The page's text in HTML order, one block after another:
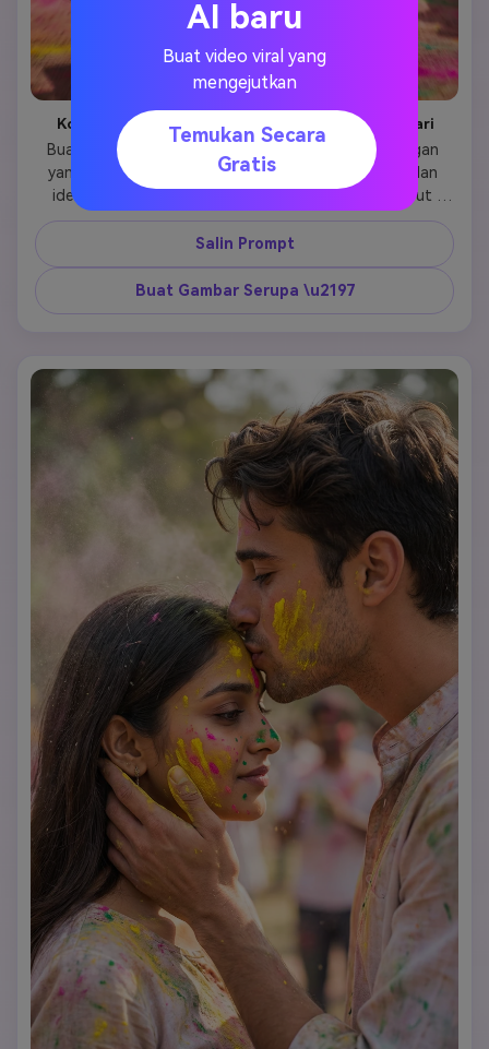
Kontak Mata Lembut \u00b7 Cahaya Alami Siang Hari
Buat potret festival Holi yang romantis dari pasangan
yang sama dari foto referensi, pertahankan wajah dan
identitas mereka yang tepat. Mereka dengan lembut
mengoleskan gulal merah muda dan kuning di pipi satu
sama lain sambil tersenyum lembut. Anak laki-laki memakai
kurta putih bersulam, anak perempuan memakai lehenga
putih dengan detail yang halus. Sinar matahari alami,
serbuk warna mengambang di udara, jalan festival Holi
bidang dangkal, fotografi sinematik, resolusi 4K tajam,
Salin Prompt
Buat Gambar Serupa \u2197
AI baru
Buat video viral yang
mengejutkan
Temukan Secara
Gratis